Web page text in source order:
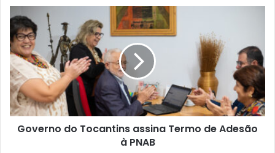
Governo do Tocantins assina Termo de Adesão
à PNAB